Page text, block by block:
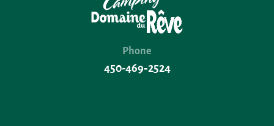
Phone
450-469‑2524